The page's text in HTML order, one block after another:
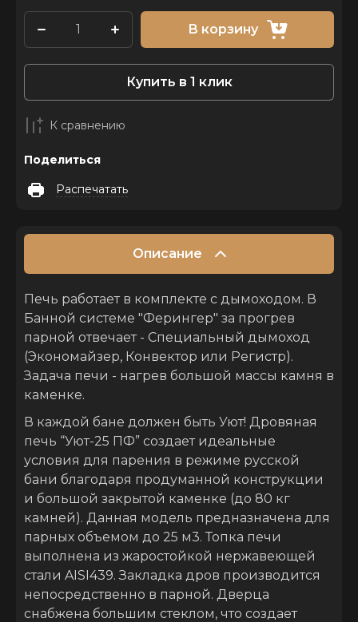
В корзину
Купить в 1 клик
К сравнению
Поделиться
Распечатать
Описание
Печь работает в комплекте с дымоходом. В
Банной системе "Ферингер" за прогрев
парной отвечает - Специальный дымоход
(Экономайзер, Конвектор или Регистр).
Задача печи - нагрев большой массы камня в
каменке.
В каждой бане должен быть Уют! Дровяная
печь “Уют-25 ПФ” создает идеальные
условия для парения в режиме русской
бани благодаря продуманной конструкции
и большой закрытой каменке (до 80 кг
камней). Данная модель предназначена для
парных объемом до 25 м3. Топка печи
выполнена из жаростойкой нержавеющей
стали AISI439. Закладка дров производится
непосредственно в парной. Дверца
снабжена большим стеклом, что создает